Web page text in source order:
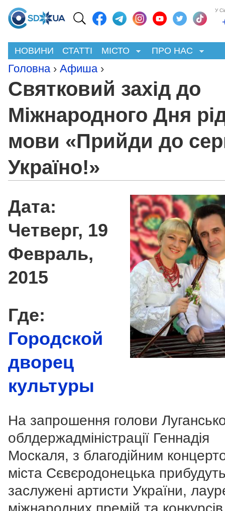
У
НОВИНИ СТАТТІ МІСТО ПРО НАС
Головна › Афиша ›
Святковий захід до
Міжнародного Дня
мови «Прийди до
Україно!»
Дата:
Четверг, 19
Февраль,
2015
Где:
Городской
дворец
культуры
На запрошення голови
облдержадміністрації Геннадія
Москаля, з благодійним
міста Сєвєродонецька
заслужені артисти України,